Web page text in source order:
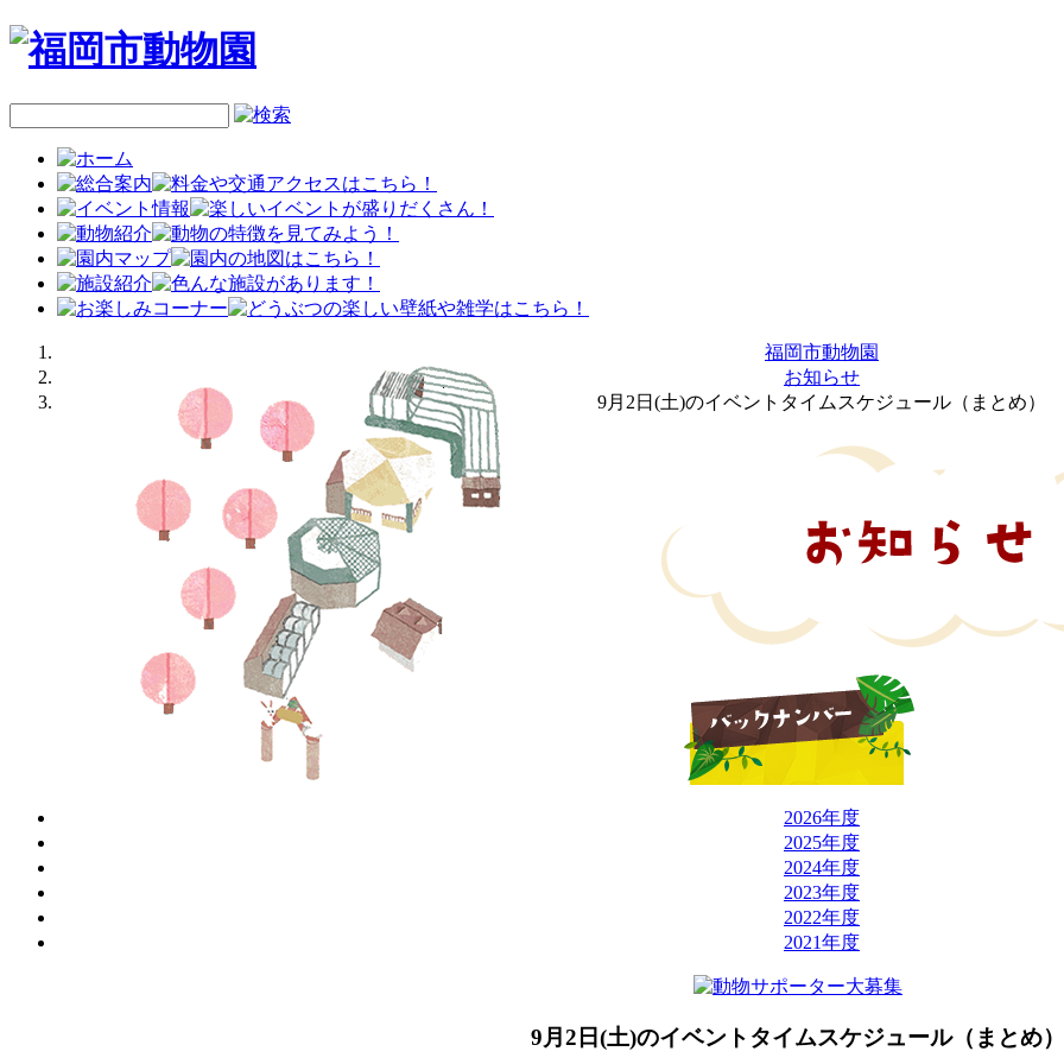
福岡市動物園
お知らせ
9月2日(土)のイベントタイムスケジュール（まとめ）
2026年度
2025年度
2024年度
2023年度
2022年度
2021年度
9月2日(土)のイベントタイムスケジュール（まとめ）